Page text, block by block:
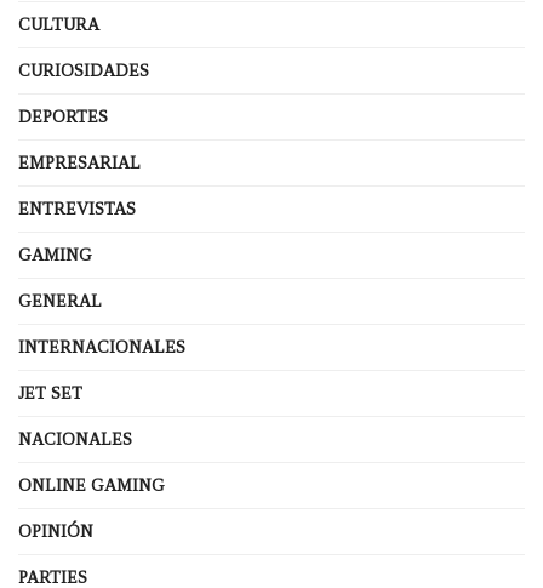
CULTURA
CURIOSIDADES
DEPORTES
EMPRESARIAL
ENTREVISTAS
GAMING
GENERAL
INTERNACIONALES
JET SET
NACIONALES
ONLINE GAMING
OPINIÓN
PARTIES